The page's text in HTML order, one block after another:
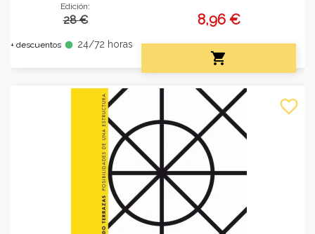
Edición:
28 €
+ descuentos fiber_manual_record 24/72 horas
8,96 €

favorite_border